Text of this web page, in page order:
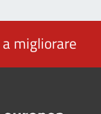
migliorare